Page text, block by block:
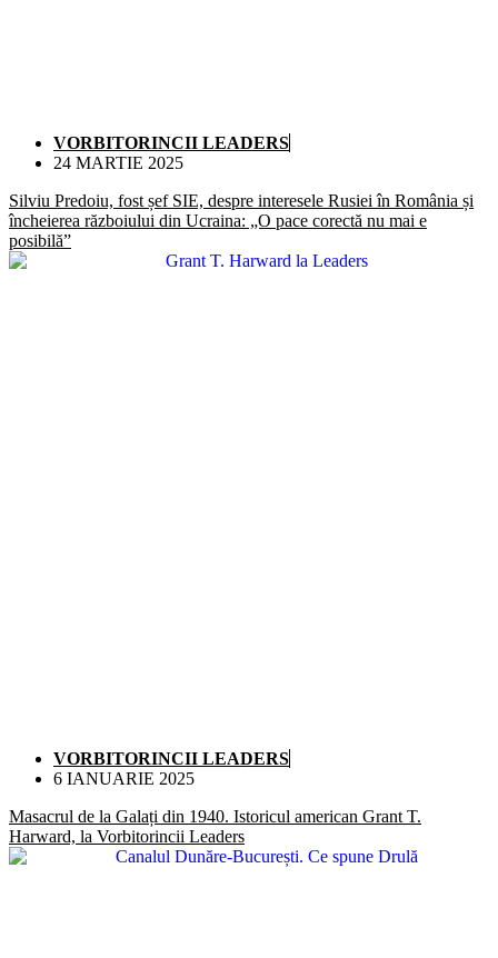
VORBITORINCII LEADERS
24 MARTIE 2025
Silviu Predoiu, fost șef SIE, despre interesele Rusiei în România și
încheierea războiului din Ucraina: „O pace corectă nu mai e
posibilă”
VORBITORINCII LEADERS
6 IANUARIE 2025
Masacrul de la Galați din 1940. Istoricul american Grant T.
Harward, la Vorbitorincii Leaders